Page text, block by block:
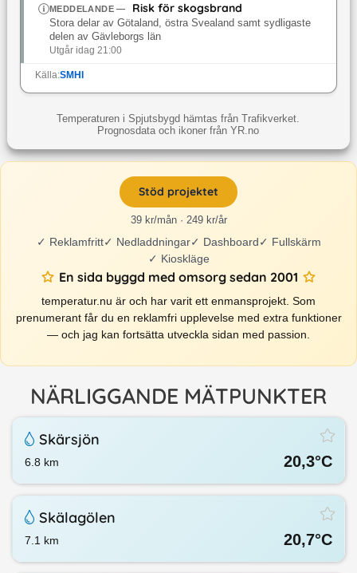
MEDDELANDE— Risk för skogsbrand
Stora delar av Götaland, östra Svealand samt sydligaste
delen av Gävleborgs län
Utgår idag 21:00
Källa:SMHI
Temperaturen i Spjutsbygd hämtas från Trafikverket.
Prognosdata och ikoner från YR.no
Stöd projektet
39 kr/mån · 249 kr/år
✓ Reklamfritt✓ Nedladdningar✓ Dashboard✓ Fullskärm
✓ Kioskläge
En sida byggd med omsorg sedan 2001
temperatur.nu är och har varit ett enmansprojekt. Som
prenumerant får du en reklamfri upplevelse med extra funktioner
— och jag kan fortsätta utveckla sidan med passion.
NÄRLIGGANDE MÄTPUNKTER
Skärsjön
6.8 km 20,3°C
Skälagölen
7.1 km 20,7°C